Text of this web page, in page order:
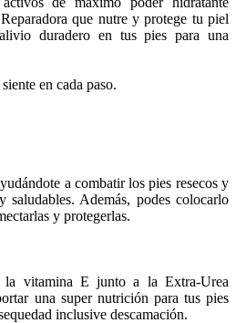
que nutre y protege tu piel
duradero en tus pies para una
en cada paso.
a combatir los pies resecos y
saludables. Además, podes colocarlo
y protegerlas.
la vitamina E junto a la Extra-Urea
una super nutrición para tus pies
inclusive descamación.